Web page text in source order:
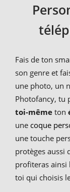
Fais de ton
son genre et
une photo, un
Photofancy, tu
toi-même ton
une coque
une touche
protèges aussi
profiteras ainsi
toi qui choisis